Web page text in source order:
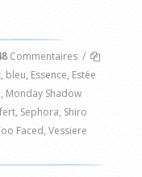
Commentaires /
, bleu, Essence, Estée
, Monday Shadow
, Sephora, Shiro
Faced, Vessiere